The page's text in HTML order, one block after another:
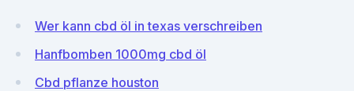
Wer kann cbd öl in texas verschreiben
Hanfbomben 1000mg cbd öl
Cbd pflanze houston